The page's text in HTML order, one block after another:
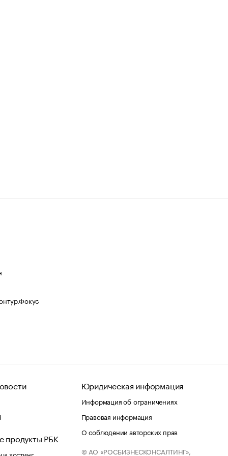
продукты РБК
хостинг
Юридическая информация
Информация об ограничениях
Правовая информация
О соблюдении авторских прав
© АО «РОСБИЗНЕСКОНСАЛТИНГ»,